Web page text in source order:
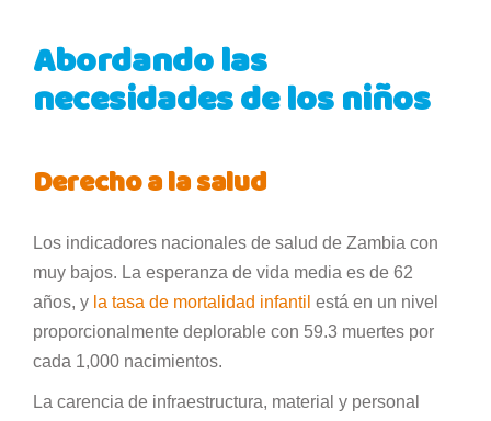
Abordando las
necesidades de los niños
Derecho a la salud
Los indicadores nacionales de salud de Zambia con
muy bajos. La esperanza de vida media es de 62
años, y la tasa de mortalidad infantil está en un nivel
proporcionalmente deplorable con 59.3 muertes por
cada 1,000 nacimientos.
La carencia de infraestructura, material y personal